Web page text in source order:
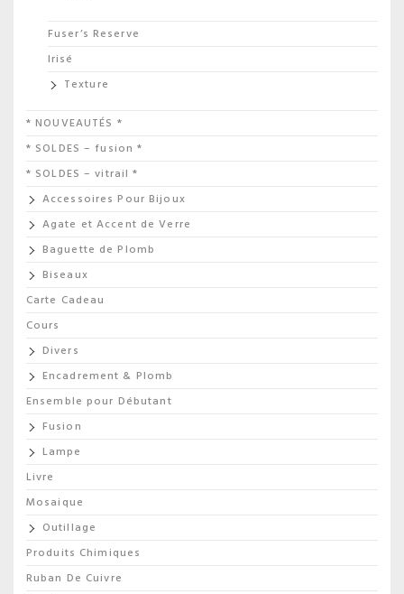
Fuser’s Reserve
Irisé
Texture
* NOUVEAUTÉS *
* SOLDES – fusion *
* SOLDES – vitrail *
Accessoires Pour Bijoux
Agate et Accent de Verre
Baguette de Plomb
Biseaux
Carte Cadeau
Cours
Divers
Encadrement & Plomb
Ensemble pour Débutant
Fusion
Lampe
Livre
Mosaique
Outillage
Produits Chimiques
Ruban De Cuivre